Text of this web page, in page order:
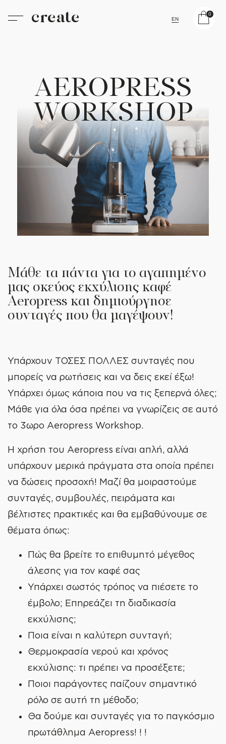
create
0
EN
AEROPRESS
WORKSHOP
Μάθε τα πάντα για το αγαπημένο
μας σκεύος εκχύλισης καφέ
Aeropress και δημιούργησε
συνταγές που θα μαγέψουν!
Υπάρχουν ΤΟΣΕΣ ΠΟΛΛΕΣ συνταγές που
μπορείς να ρωτήσεις και να δεις εκεί έξω!
Υπάρχει όμως κάποια που να τις ξεπερνά όλες;
Μάθε για όλα όσα πρέπει να γνωρίζεις σε αυτό
το 3ωρο Aeropress Workshop.
Η χρήση του Aeropress είναι απλή, αλλά
υπάρχουν μερικά πράγματα στα οποία πρέπει
να δώσεις προσοχή! Μαζί θα μοιραστούμε
συνταγές, συμβουλές, πειράματα και
βέλτιστες πρακτικές και θα εμβαθύνουμε σε
θέματα όπως:
Πώς θα βρείτε το επιθυμητό μέγεθος
άλεσης για τον καφέ σας
Υπάρχει σωστός τρόπος να πιέσετε το
έμβολο; Επηρεάζει τη διαδικασία
εκχύλισης;
Ποια είναι η καλύτερη συνταγή;
Θερμοκρασία νερού και χρόνος
εκχύλισης: τι πρέπει να προσέξετε;
Ποιοι παράγοντες παίζουν σημαντικό
ρόλο σε αυτή τη μέθοδο;
Θα δούμε και συνταγές για το παγκόσμιο
πρωτάθλημα Aeropress! ! !